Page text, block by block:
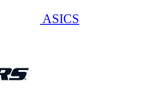
ASICS